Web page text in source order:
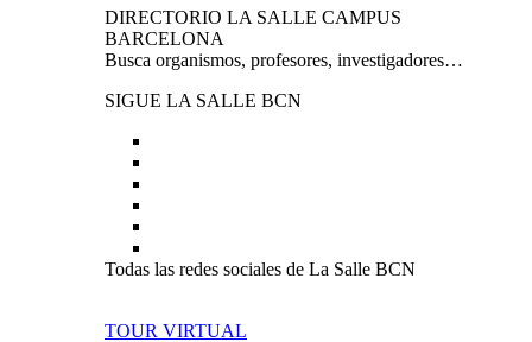
DIRECTORIO LA SALLE CAMPUS
BARCELONA
Busca organismos, profesores, investigadores…
SIGUE LA SALLE BCN
Todas las redes sociales de La Salle BCN
TOUR VIRTUAL